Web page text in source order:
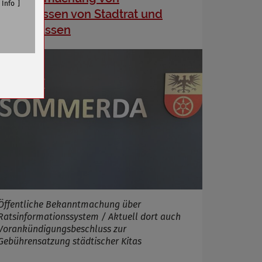
Beschlüssen von Stadtrat und
Ausschüssen
Bekanntmachung über
/ Aktuell dort auch
zur
städtischer Kitas
Info